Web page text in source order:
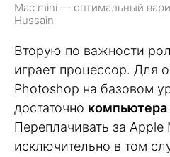
Mac mini — оптимальный
Hussain
Вторую по важности
играет процессор. Для
Photoshop на базовом
достаточно компьютера
Переплачивать за
исключительно в том